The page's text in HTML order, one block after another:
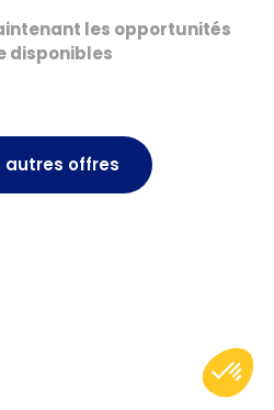
les opportunités
disponibles
autres offres